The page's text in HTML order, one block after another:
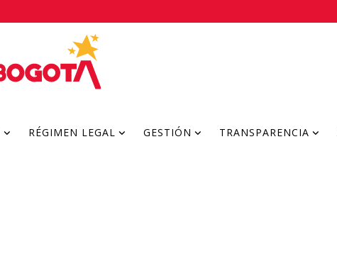
RÉGIMEN LEGAL GESTIÓN TRANSPARENCIA